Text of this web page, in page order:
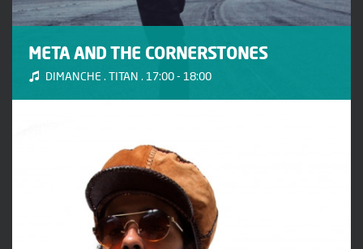
META AND THE CORNERSTONES
DIMANCHE . TITAN . 17:00 - 18:00